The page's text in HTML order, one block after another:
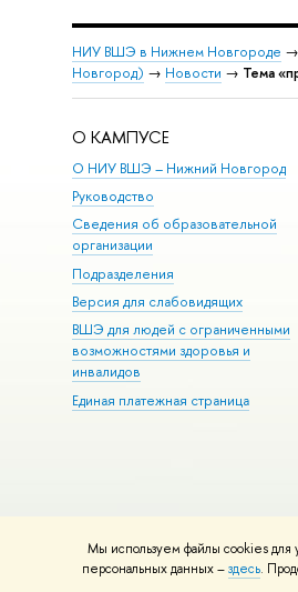
Мы используем файлы cookies для
персональных данных –здесь.
НИУ ВШЭ в Нижнем Новгороде →
Новгород) → Новости → Тема
О КАМПУСЕ
О НИУ ВШЭ – Нижний Новгород
Руководство
Сведения об образовательной
организации
Подразделения
Версия для слабовидящих
ВШЭ для людей с ограниченными
возможностями здоровья и
инвалидов
Единая платежная страница
© НИУ ВШЭ 1993–2026 Адреса и
Шрифты HSE Sans и HSE Slab